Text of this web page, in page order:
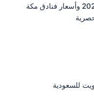
أفضل باقات الحج 2026 وأسعار فنادق مكة
للسعودية